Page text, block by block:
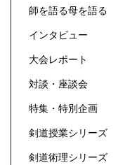
師を語る母を語る
インタビュー
大会レポート
対談・座談会
特集・特別企画
剣道授業シリーズ
剣道術理シリーズ